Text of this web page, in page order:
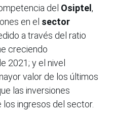
del Osiptel ,
en el sector
a través del ratio
creciendo
2021; y el nivel
valor de los últimos
las inversiones
los ingresos del sector.